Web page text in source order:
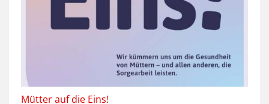
Mütter auf die Eins!